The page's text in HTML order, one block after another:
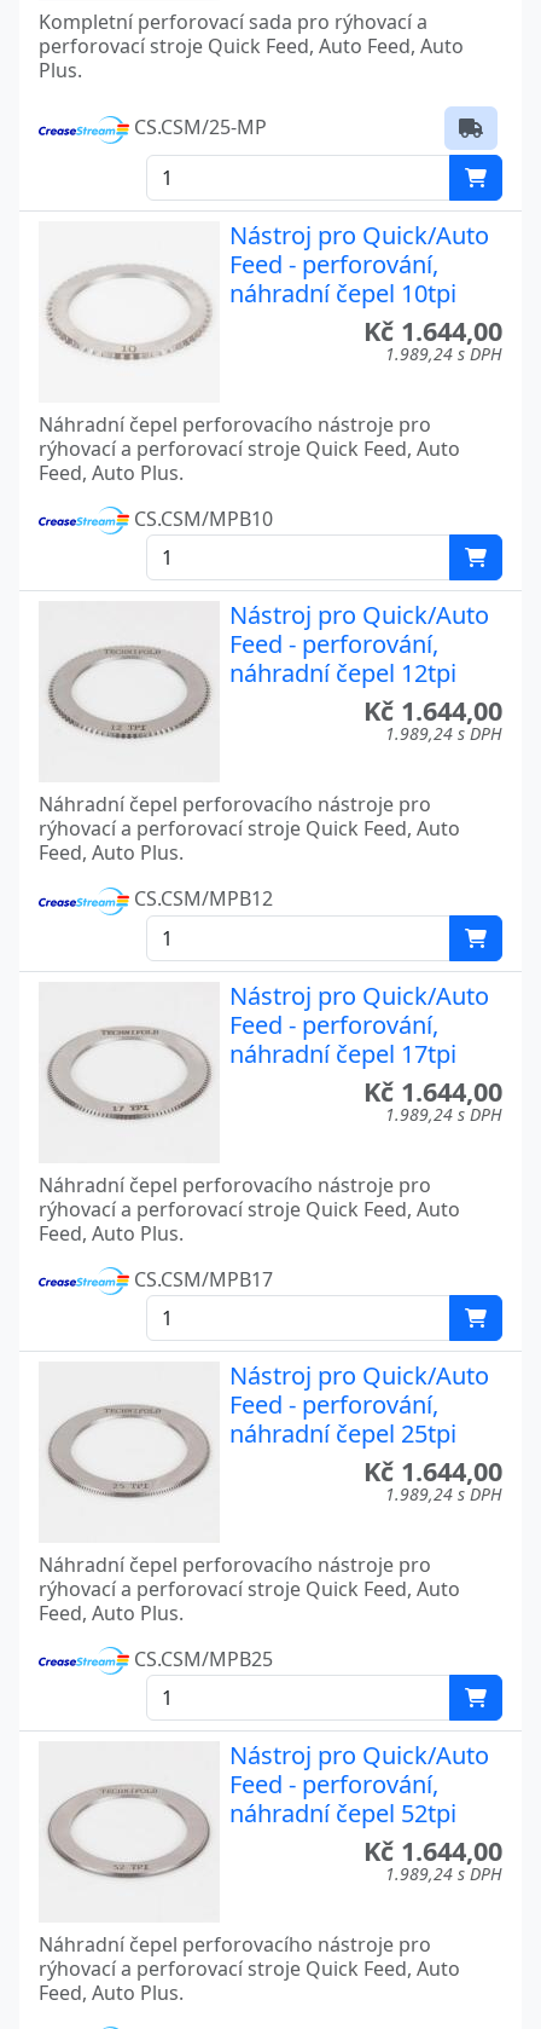
Kompletní perforovací sada pro rýhovací a
perforovací stroje Quick Feed, Auto Feed, Auto
Plus.
CS.CSM/25-MP
Nástroj pro Quick/Auto
Feed - perforování,
náhradní čepel 10tpi
Kč 1.644,00
1.989,24 s DPH
Náhradní čepel perforovacího nástroje pro
rýhovací a perforovací stroje Quick Feed, Auto
Feed, Auto Plus.
CS.CSM/MPB10
Nástroj pro Quick/Auto
Feed - perforování,
náhradní čepel 12tpi
Kč 1.644,00
1.989,24 s DPH
Náhradní čepel perforovacího nástroje pro
rýhovací a perforovací stroje Quick Feed, Auto
Feed, Auto Plus.
CS.CSM/MPB12
Nástroj pro Quick/Auto
Feed - perforování,
náhradní čepel 17tpi
Kč 1.644,00
1.989,24 s DPH
Náhradní čepel perforovacího nástroje pro
rýhovací a perforovací stroje Quick Feed, Auto
Feed, Auto Plus.
CS.CSM/MPB17
Nástroj pro Quick/Auto
Feed - perforování,
náhradní čepel 25tpi
Kč 1.644,00
1.989,24 s DPH
Náhradní čepel perforovacího nástroje pro
rýhovací a perforovací stroje Quick Feed, Auto
Feed, Auto Plus.
CS.CSM/MPB25
Nástroj pro Quick/Auto
Feed - perforování,
náhradní čepel 52tpi
Kč 1.644,00
1.989,24 s DPH
Náhradní čepel perforovacího nástroje pro
rýhovací a perforovací stroje Quick Feed, Auto
Feed, Auto Plus.